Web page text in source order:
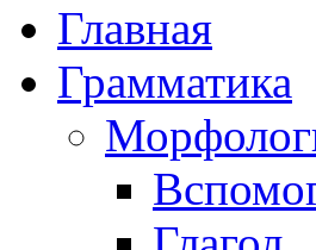
Главная
Грамматика